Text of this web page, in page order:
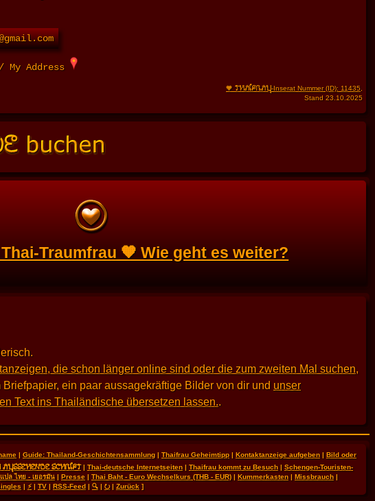
My Address
🧡 THAIFRAU-Inserat Nummer (ID): 11435,
Stand 23.10.2025
Traumfrau 🧡 Wie geht es weiter?
die schon länger online sind oder die zum zweiten Mal suchen,
ein paar aussagekräftige Bilder von dir und unser
Text ins Thailändische übersetzen lassen..
| Guide: Thailand-Geschichtensammlung| Thaifrau Geheimtipp| Kontaktanzeige aufgeben| Bild oder
SCHRIFT| Thai-deutsche Internetseiten| Thaifrau kommt zu Besuch| Schengen-Touristen-
แปล ไทย - เยอรมัน| Presse | Thai Baht - Euro Wechselkurs (THB - EUR)| Kummerkasten| Missbrauch|
| ⚡ | TV | RSS-Feed| 🔍 | ⭮| Zurück ]